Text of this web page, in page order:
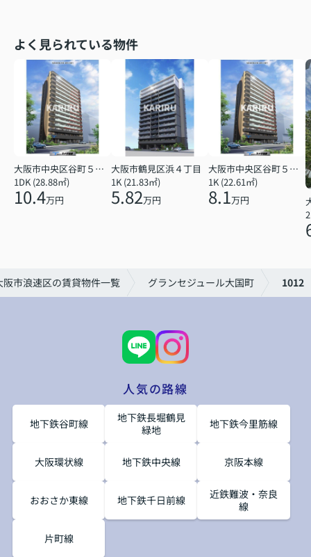
よく見られている物件
大阪市中央区谷町５丁目
1DK (28.88㎡)
10.4万円
大阪市鶴見区浜４丁目
1K (21.83㎡)
5.82万円
大阪市中央区谷町５丁目
1K (22.61㎡)
8.1万円
阪市浪速区の賃貸物件一覧 グランセジュール大国町 1012
人気の路線
地下鉄谷町線
地下鉄長堀鶴見
緑地
地下鉄今里筋線
大阪環状線 地下鉄中央線 京阪本線
おおさか東線 地下鉄千日前線
近鉄難波・奈良
線
片町線